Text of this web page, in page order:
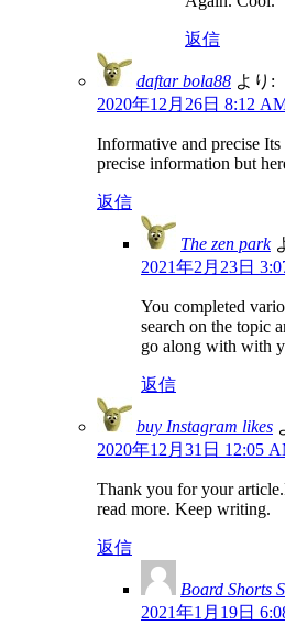
返信
daftar bola88 より:
2020年12月26日 8:12
Informative and precise
precise information but
返信
The zen park
2021年2月23日
You completed
search on the topic
go along with with
返信
buy Instagram likes
2020年12月31日 12:05
Thank you for your
read more. Keep writing.
返信
Board Shorts
2021年1月19日